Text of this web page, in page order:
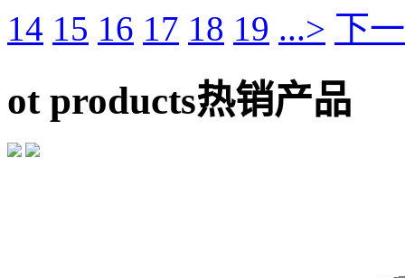
14 15 16 17 18 19 ...> 下
ot products热销产品